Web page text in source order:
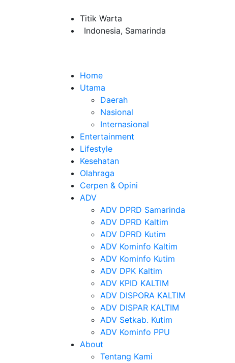
Titik Warta
Indonesia, Samarinda
Home
Utama
Daerah
Nasional
Internasional
Entertainment
Lifestyle
Kesehatan
Olahraga
Cerpen & Opini
ADV
ADV DPRD Samarinda
ADV DPRD Kaltim
ADV DPRD Kutim
ADV Kominfo Kaltim
ADV Kominfo Kutim
ADV DPK Kaltim
ADV KPID KALTIM
ADV DISPORA KALTIM
ADV DISPAR KALTIM
ADV Setkab. Kutim
ADV Kominfo PPU
About
Tentang Kami